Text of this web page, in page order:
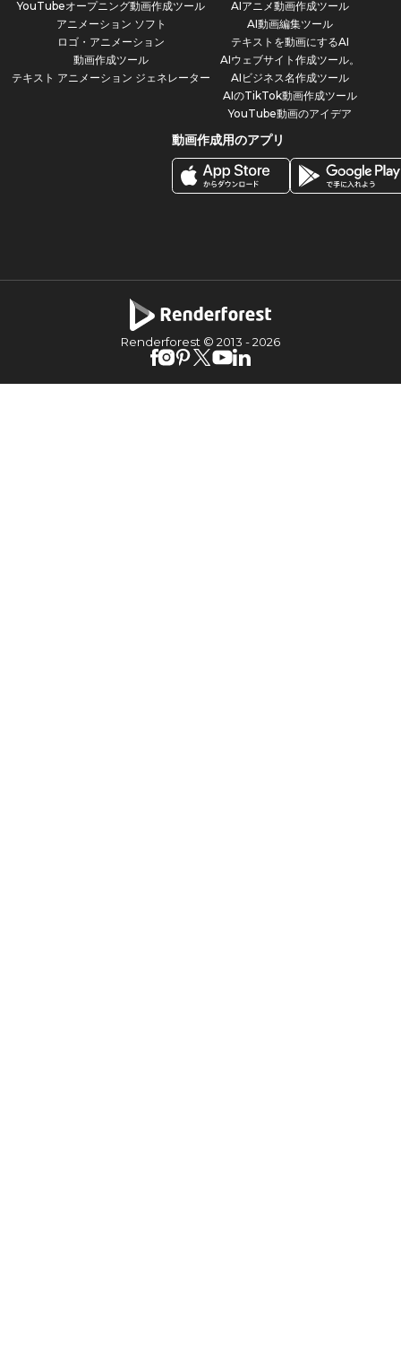
YouTubeオープニング動画作成ツール
アニメーション ソフト
ロゴ・アニメーション
動画作成ツール
テキスト アニメーション ジェネレーター
AIアニメ動画作成ツール
AI動画編集ツール
テキストを動画にするAI
AIウェブサイト作成ツール。
AIビジネス名作成ツール
AIのTikTok動画作成ツール
YouTube動画のアイデア
動画作成用のアプリ
Renderforest © 2013 -2026